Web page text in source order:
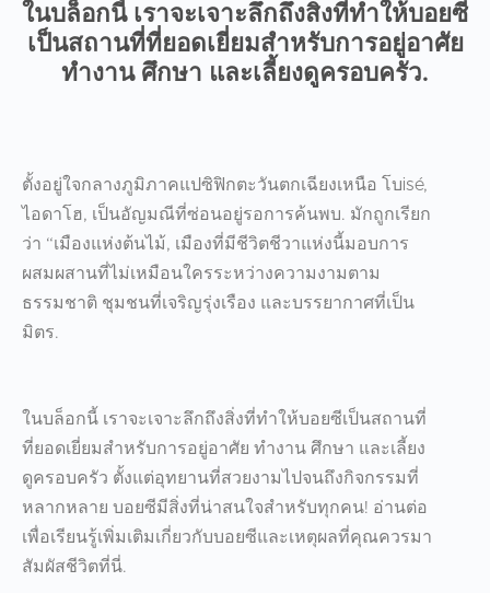
ในบล็อกนี้ เราจะเจาะลึกถึงสิ่งที่ทำให้บอยซี
เป็นสถานที่ที่ยอดเยี่ยมสำหรับการอยู่อาศัย
ทำงาน ศึกษา และเลี้ยงดูครอบครัว.
ตั้งอยู่ใจกลางภูมิภาคแปซิฟิกตะวันตกเฉียงเหนือ โบisé,
ไอดาโฮ, เป็นอัญมณีที่ซ่อนอยู่รอการค้นพบ. มักถูกเรียก
ว่า “เมืองแห่งต้นไม้, เมืองที่มีชีวิตชีวาแห่งนี้มอบการ
ผสมผสานที่ไม่เหมือนใครระหว่างความงามตาม
ธรรมชาติ ชุมชนที่เจริญรุ่งเรือง และบรรยากาศที่เป็น
มิตร.
ในบล็อกนี้ เราจะเจาะลึกถึงสิ่งที่ทำให้บอยซีเป็นสถานที่
ที่ยอดเยี่ยมสำหรับการอยู่อาศัย ทำงาน ศึกษา และเลี้ยง
ดูครอบครัว ตั้งแต่อุทยานที่สวยงามไปจนถึงกิจกรรมที่
หลากหลาย บอยซีมีสิ่งที่น่าสนใจสำหรับทุกคน! อ่านต่อ
เพื่อเรียนรู้เพิ่มเติมเกี่ยวกับบอยซีและเหตุผลที่คุณควรมา
สัมผัสชีวิตที่นี่.